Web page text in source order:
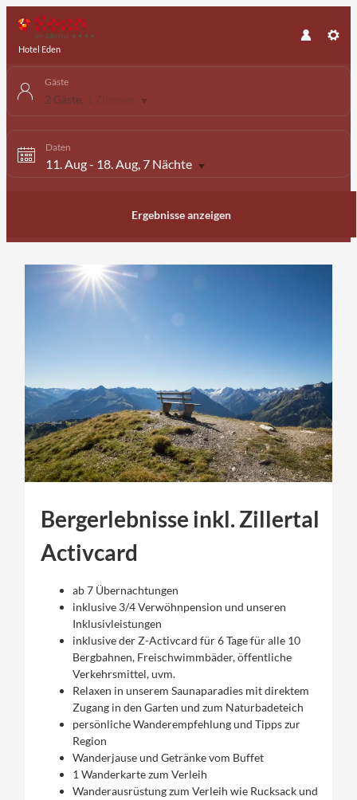
Gäste
2 Gäste,
Daten
11. Aug- 18. Aug , 7 Nächte
Ergebnisse anzeigen
Hotel Eden
Angebotdetails
Bergerlebnisse inkl. Zillertal
Activcard
ab 7 Übernachtungen
inklusive 3/4 Verwöhnpension und unseren
Inklusivleistungen
inklusive der Z-Activcard für 6 Tage für alle 10
Bergbahnen, Freischwimmbäder, öffentliche
Verkehrsmittel, uvm.
Relaxen in unserem Saunaparadies mit direktem
Zugang in den Garten und zum Naturbadeteich
persönliche Wanderempfehlung und Tipps zur
Region
Wanderjause und Getränke vom Buffet
1 Wanderkarte zum Verleih
Wanderausrüstung zum Verleih wie Rucksack und